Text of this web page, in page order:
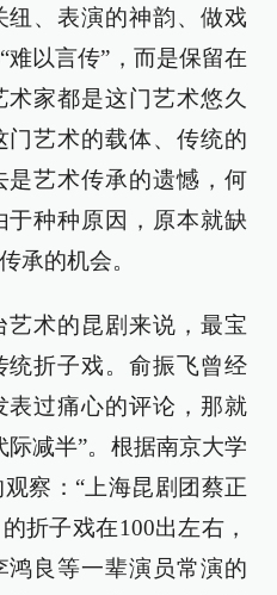
、表演的神韵、做戏
以言传”，而是保留在
家都是这门艺术悠久
门艺术的载体、传统的
艺术传承的遗憾，何
种种原因，原本就缺
承的机会。
艺术的昆剧来说，最宝
折子戏。俞振飞曾经
过痛心的评论，那就
减半”。根据南京大学
察：“上海昆剧团蔡正
折子戏在100出左右，
良等一辈演员常演的